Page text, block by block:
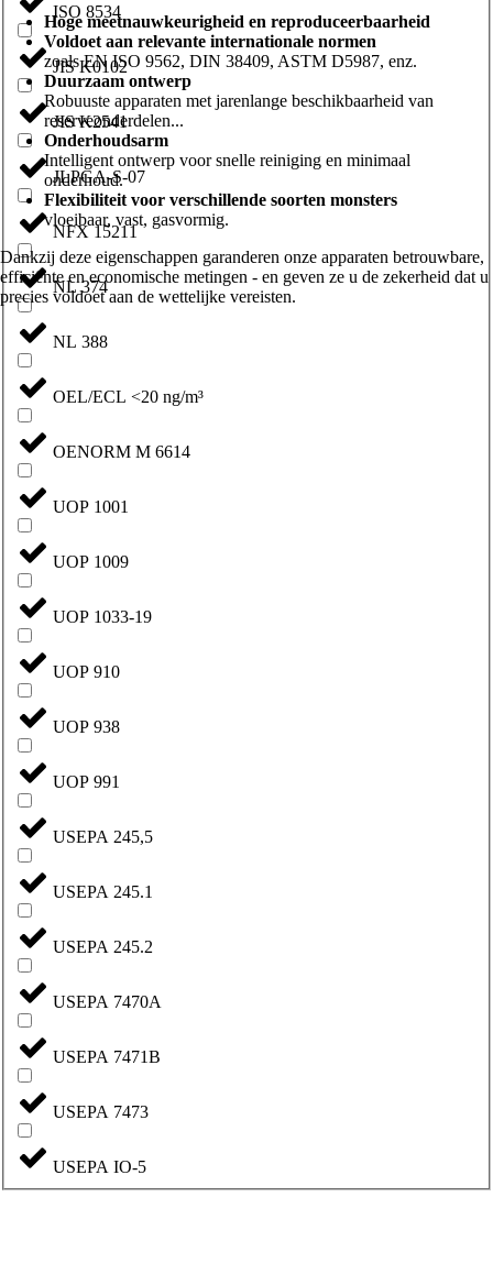
ISO 8534
JIS K0102
JIS K2541
JLPGA-S-07
NFX 15211
NL 374
NL 388
OEL/ECL <20 ng/m³
OENORM M 6614
UOP 1001
UOP 1009
UOP 1033-19
UOP 910
UOP 938
UOP 991
USEPA 245,5
USEPA 245.1
USEPA 245.2
USEPA 7470A
USEPA 7471B
USEPA 7473
USEPA IO-5
Hoge meetnauwkeurigheid en reproduceerbaarheid
Voldoet aan relevante internationale normen
zoals EN ISO 9562, DIN 38409, ASTM D5987, enz.
Duurzaam ontwerp
Robuuste apparaten met jarenlange beschikbaarheid van
reserveonderdelen...
Onderhoudsarm
Intelligent ontwerp voor snelle reiniging en minimaal
onderhoud.
Flexibiliteit voor verschillende soorten monsters
vloeibaar, vast, gasvormig.
Dankzij deze eigenschappen garanderen onze apparaten betrouwbare,
efficiënte en economische metingen - en geven ze u de zekerheid dat u
precies voldoet aan de wettelijke vereisten.